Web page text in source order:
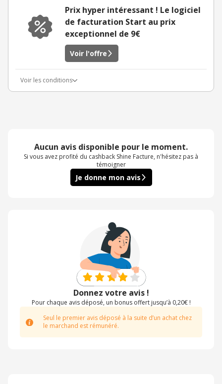
Prix hyper intéressant ! Le logiciel
de facturation Start au prix
exceptionnel de 9€
Voir l'offre
Voir les conditions
Aucun avis disponible pour le moment.
Si vous avez profité du cashback Shine Facture, n'hésitez pas à
témoigner
Je donne mon avis
Donnez votre avis !
Pour chaque avis déposé, un bonus offert jusqu’à 0,20€ !
Seul le premier avis déposé à la suite d’un achat chez
le marchand est rémunéré.